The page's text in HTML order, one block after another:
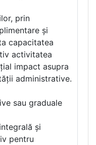
prin
și
capacitatea
activitatea
impact asupra
administrative.
sau graduale
și
pentru